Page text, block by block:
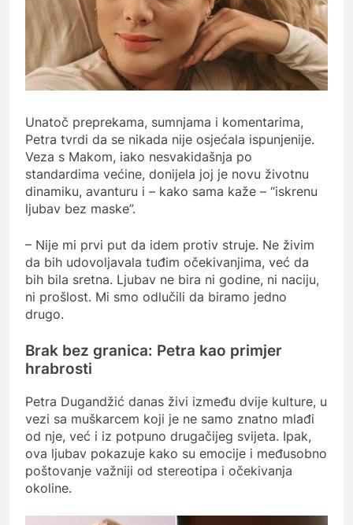
Unatoč preprekama, sumnjama i komentarima,
Petra tvrdi da se nikada nije osjećala ispunjenije.
Veza s Makom, iako nesvakidašnja po
standardima većine, donijela joj je novu životnu
dinamiku, avanturu i – kako sama kaže – “iskrenu
ljubav bez maske”.
– Nije mi prvi put da idem protiv struje. Ne živim
da bih udovoljavala tuđim očekivanjima, već da
bih bila sretna. Ljubav ne bira ni godine, ni naciju,
ni prošlost. Mi smo odlučili da biramo jedno
drugo.
Brak bez granica: Petra kao primjer
hrabrosti
Petra Dugandžić danas živi između dvije kulture, u
vezi sa muškarcem koji je ne samo znatno mlađi
od nje, već i iz potpuno drugačijeg svijeta. Ipak,
ova ljubav pokazuje kako su emocije i međusobno
poštovanje važniji od stereotipa i očekivanja
okoline.